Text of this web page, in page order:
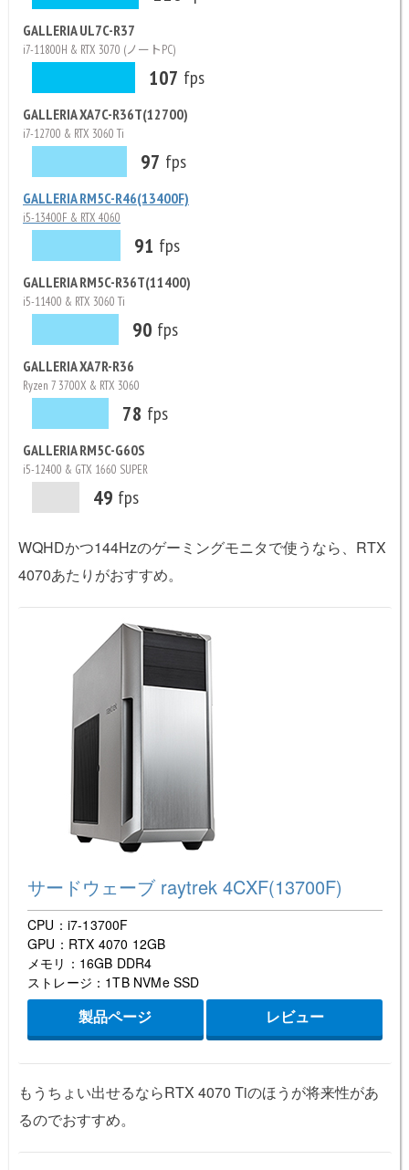
GALLERIA UL7C-R37
i7-11800H & RTX 3070 (ノートPC)
107 fps
GALLERIA XA7C-R36T(12700)
i7-12700 & RTX 3060 Ti
97 fps
GALLERIA RM5C-R46(13400F)
i5-13400F & RTX 4060
91 fps
GALLERIA RM5C-R36T(11400)
i5-11400 & RTX 3060 Ti
90 fps
GALLERIA XA7R-R36
Ryzen 7 3700X & RTX 3060
78 fps
GALLERIA RM5C-G60S
i5-12400 & GTX 1660 SUPER
49 fps
WQHDかつ144Hzのゲーミングモニタで使うなら、RTX
4070あたりがおすすめ。
サードウェーブ raytrek 4CXF(13700F)
CPU：i7-13700F
GPU：RTX 4070 12GB
メモリ：16GB DDR4
ストレージ：1TB NVMe SSD
製品ページ レビュー
もうちょい出せるならRTX 4070 Tiのほうが将来性があ
るのでおすすめ。